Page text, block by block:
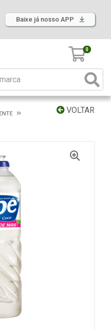
Baixe já nosso APP
0
VOLTAR